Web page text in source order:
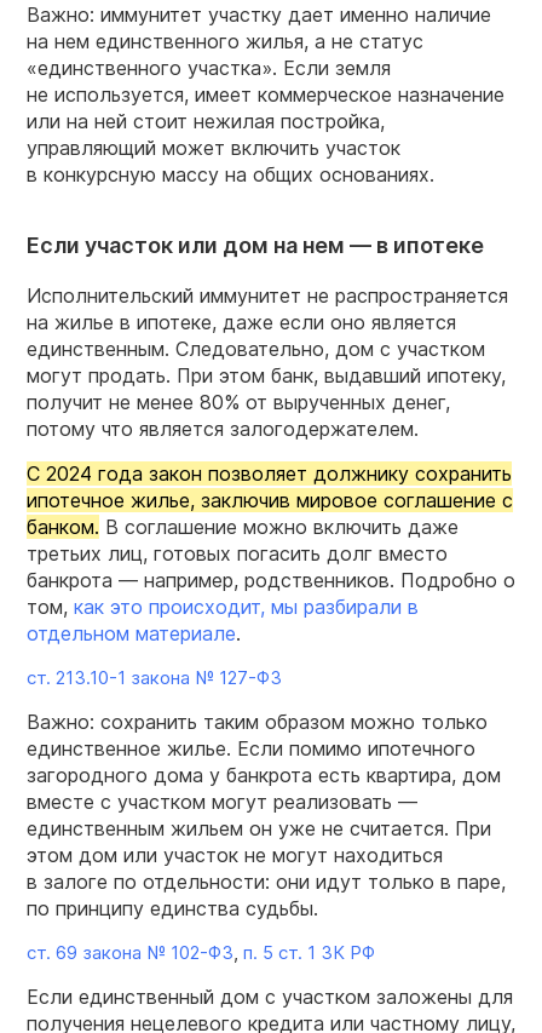
Важно: иммунитет участку дает именно наличие
на нем единственного жилья, а не статус
«единственного участка». Если земля
не используется, имеет коммерческое назначение
или на ней стоит нежилая постройка,
управляющий может включить участок
в конкурсную массу на общих основаниях.
Если участок или дом на нем — в ипотеке
Исполнительский иммунитет не распространяется
на жилье в ипотеке, даже если оно является
единственным. Следовательно, дом с участком
могут продать. При этом банк, выдавший ипотеку,
получит не менее 80% от вырученных денег,
потому что является залогодержателем.
С 2024 года закон позволяет должнику сохранить
ипотечное жилье, заключив мировое соглашение с
банком. В соглашение можно включить даже
третьих лиц, готовых погасить долг вместо
банкрота — например, родственников. Подробно о
том, как это происходит, мы разбирали в
отдельном материале.
ст. 213.10-1 закона № 127-ФЗ
Важно: сохранить таким образом можно только
единственное жилье. Если помимо ипотечного
загородного дома у банкрота есть квартира, дом
вместе с участком могут реализовать —
единственным жильем он уже не считается. При
этом дом или участок не могут находиться
в залоге по отдельности: они идут только в паре,
по принципу единства судьбы.
ст. 69 закона № 102-ФЗ п. 5 ст. 1 ЗК РФ
Если единственный дом с участком заложены для
получения нецелевого кредита или частному лицу,